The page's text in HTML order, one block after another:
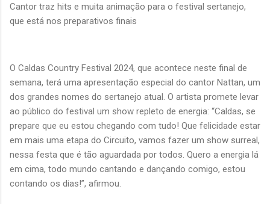
Cantor traz hits e muita animação para o festival sertanejo,
que está nos preparativos finais
O Caldas Country Festival 2024, que acontece neste final de
semana, terá uma apresentação especial do cantor Nattan, um
dos grandes nomes do sertanejo atual. O artista promete levar
ao público do festival um show repleto de energia: “Caldas, se
prepare que eu estou chegando com tudo! Que felicidade estar
em mais uma etapa do Circuito, vamos fazer um show surreal,
nessa festa que é tão aguardada por todos. Quero a energia lá
em cima, todo mundo cantando e dançando comigo, estou
contando os dias!”, afirmou.